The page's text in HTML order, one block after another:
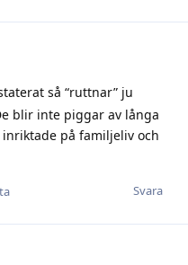
så “ruttnar” ju
blir inte piggar av långa
på familjeliv och
Svara